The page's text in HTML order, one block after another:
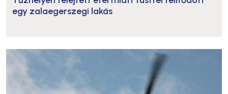
egy zalaegerszegi lakás